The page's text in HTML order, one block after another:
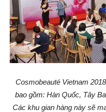
Cosmobeauté Vietnam
bao gồm: Hàn Quốc, Tây
Các khu gian hàng này sẽ